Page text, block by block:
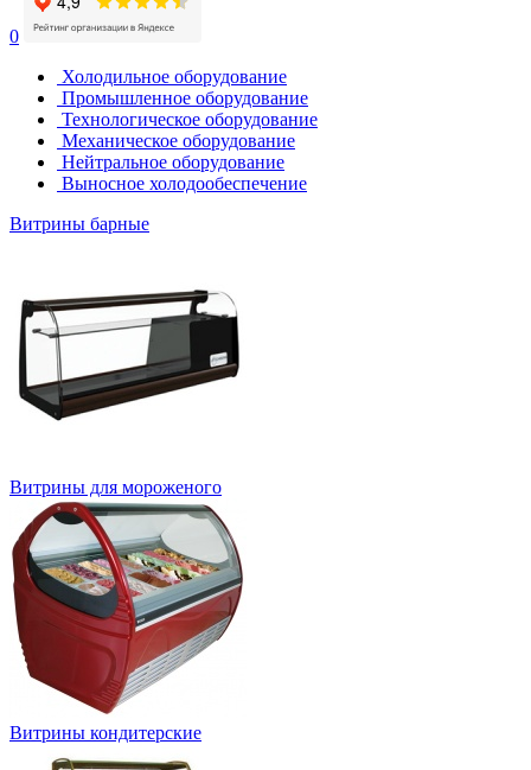
0
Холодильное оборудование
Промышленное оборудование
Технологическое оборудование
Механическое оборудование
Нейтральное оборудование
Выносное холодообеспечение
Витрины барные
Витрины для мороженого
Витрины кондитерские